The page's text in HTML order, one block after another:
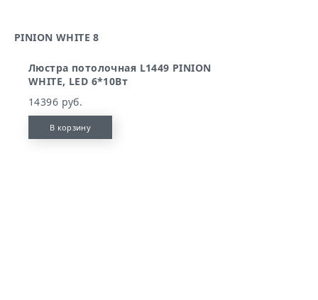
PINION WHITE 8
Люстра потолочная L1449 PINION
WHITE, LED 6*10Вт
14396 руб.
В корзину